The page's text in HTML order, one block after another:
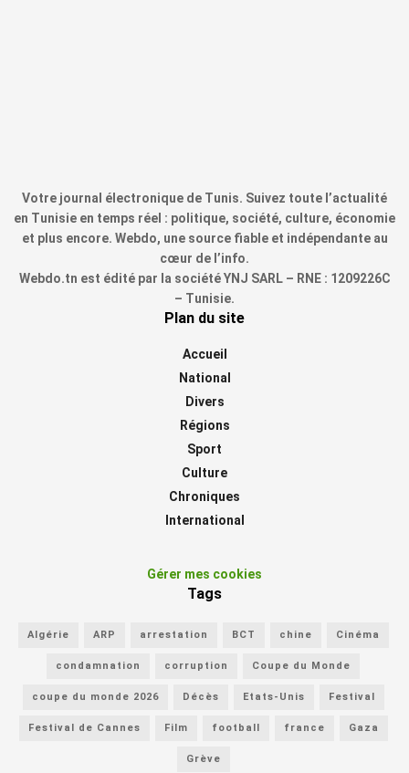
Votre journal électronique de Tunis. Suivez toute l’actualité
en Tunisie en temps réel : politique, société, culture, économie
et plus encore. Webdo, une source fiable et indépendante au
cœur de l’info.
Webdo.tn est édité par la société YNJ SARL – RNE : 1209226C
– Tunisie.
Plan du site
Accueil
National
Divers
Régions
Sport
Culture
Chroniques
International
Gérer mes cookies
Tags
Algérie ARP arrestation BCT chine Cinéma
condamnation corruption Coupe du Monde
coupe du monde 2026 Décès Etats-Unis Festival
Festival de Cannes Film football france Gaza
Grève